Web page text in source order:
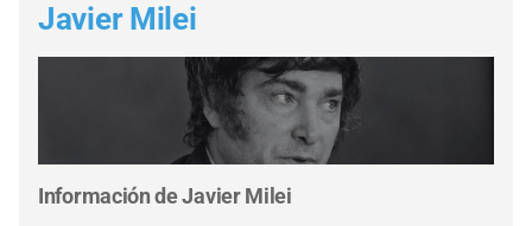
Javier Milei
Información de Javier Milei